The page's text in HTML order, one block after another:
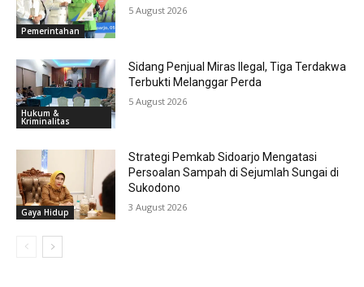
Pemerintahan
5 August 2026
Hukum &
Kriminalitas
Sidang Penjual Miras Ilegal, Tiga Terdakwa
Terbukti Melanggar Perda
5 August 2026
Gaya Hidup
Strategi Pemkab Sidoarjo Mengatasi
Persoalan Sampah di Sejumlah Sungai di
Sukodono
3 August 2026